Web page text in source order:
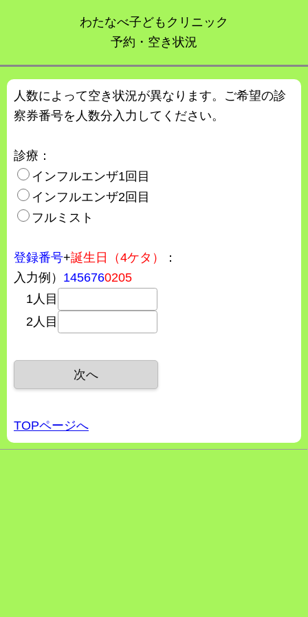
わたなべ子どもクリニック
予約・空き状況
人数によって空き状況が異なります。ご希望の診
察券番号を人数分入力してください。
診療：
インフルエンザ1回目
インフルエンザ2回目
フルミスト
登録番号+誕生日（4ケタ）
：
入力例） 1456760205
1人目
2人目
TOPページへ